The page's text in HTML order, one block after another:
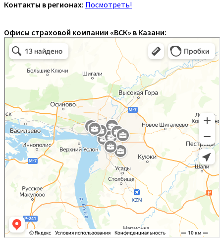
Контакты в регионах: Посмотреть!
Офисы страховой компании «ВСК» в Казани: